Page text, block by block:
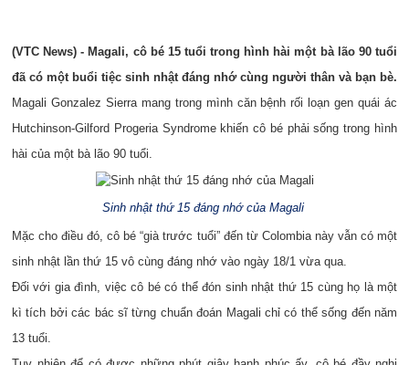
(VTC News) - Magali, cô bé 15 tuổi trong hình hài một bà lão 90 tuổi
đã có một buổi tiệc sinh nhật đáng nhớ cùng người thân và bạn bè.
Magali Gonzalez Sierra mang trong mình căn bệnh rối loạn gen quái ác
Hutchinson-Gilford Progeria Syndrome khiến cô bé phải sống trong hình
hài của một bà lão 90 tuổi.
Sinh nhật thứ 15 đáng nhớ của Magali
Mặc cho điều đó, cô bé “già trước tuổi” đến từ Colombia này vẫn có một
sinh nhật lần thứ 15 vô cùng đáng nhớ vào ngày 18/1 vừa qua.
Đối với gia đình, việc cô bé có thể đón sinh nhật thứ 15 cùng họ là một
kì tích bởi các bác sĩ từng chuẩn đoán Magali chỉ có thể sống đến năm
13 tuổi.